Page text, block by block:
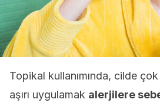
Topikal kullanımında, cilde
aşırı uygulamak alerjilere